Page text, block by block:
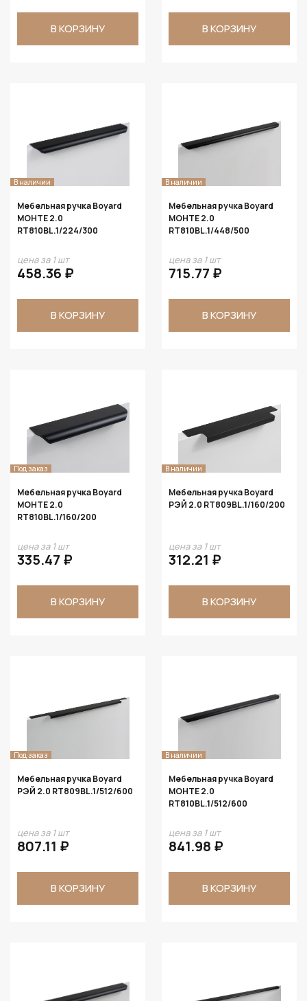
В КОРЗИНУ В КОРЗИНУ
В наличии
Мебельная ручка Boyard
МОНТЕ 2.0
RT810BL.1/224/300
цена за 1 шт
458.36 ₽
В КОРЗИНУ
В наличии
Мебельная ручка Boyard
МОНТЕ 2.0
RT810BL.1/448/500
цена за 1 шт
715.77 ₽
В КОРЗИНУ
Под заказ
Мебельная ручка Boyard
МОНТЕ 2.0
RT810BL.1/160/200
цена за 1 шт
335.47 ₽
В КОРЗИНУ
В наличии
Мебельная ручка Boyard
РЭЙ 2.0 RT809BL.1/160/200
цена за 1 шт
312.21 ₽
В КОРЗИНУ
Под заказ
Мебельная ручка Boyard
РЭЙ 2.0 RT809BL.1/512/600
цена за 1 шт
807.11 ₽
В КОРЗИНУ
В наличии
Мебельная ручка Boyard
МОНТЕ 2.0
RT810BL.1/512/600
цена за 1 шт
841.98 ₽
В КОРЗИНУ